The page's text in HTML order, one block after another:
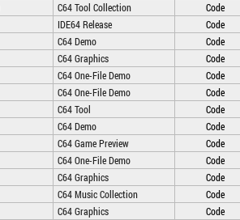
C64 Tool Collection Code
IDE64 Release Code
C64 Demo Code
C64 Graphics Code
C64 One-File Demo Code
C64 One-File Demo Code
C64 Tool Code
C64 Demo Code
C64 Game Preview Code
C64 One-File Demo Code
C64 Graphics Code
C64 Music Collection Code
C64 Graphics Code